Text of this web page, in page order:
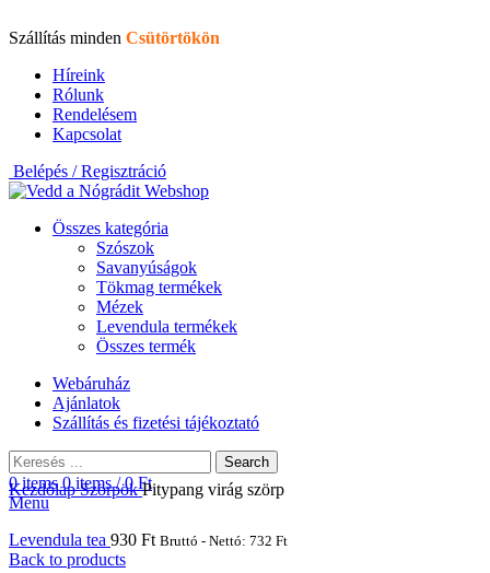
Szállítás minden Csütörtökön
Híreink
Rólunk
Rendelésem
Kapcsolat
Belépés / Regisztráció
Összes kategória
Szószok
Savanyúságok
Tökmag termékek
Mézek
Levendula termékek
Összes termék
Webáruház
Ajánlatok
Szállítás és fizetési tájékoztató
Search
0items 0items / 0Ft
Menu
KezdőlapSzörpökPitypang virág szörp
Levendula tea 930 Ft Bruttó - Nettó: 732 Ft
Back to products